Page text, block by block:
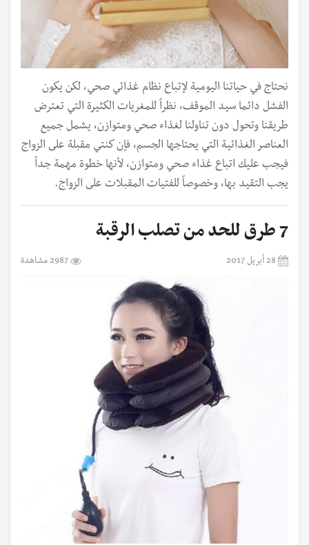
نحتاج في حياتنا اليومية لإتباع نظام غذائي صحي، لكن يكون
الفشل دائما سيد الموقف، نظراً للمغريات الكثيرة التي تعترض
طريقنا وتحول دون تناولنا لغذاء صحي ومتوازن، يشمل جميع
العناصر الغذائية التي يحتاجها الجسم، فإن كنتي مقبلة على الزواج
فيجب عليك اتباع غذاء صحي ومتوازن، لأنها خطوة مهمة جداً
يجب التقيد بها، وخصوصاً للفتيات المقبلات على الزواج.
7 طرق للحد من تصلب الرقبة
28 أبريل 2017 2987 مشاهدة